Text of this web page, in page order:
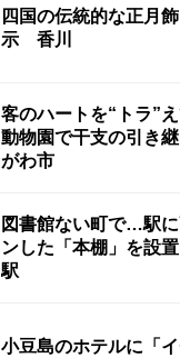
四国の伝統的な正月
示 香川
客のハートを“トラ”
動物園で干支の引き
がわ市
図書館ない町で…駅
ンした「本棚」を設
駅
小豆島のホテルに「